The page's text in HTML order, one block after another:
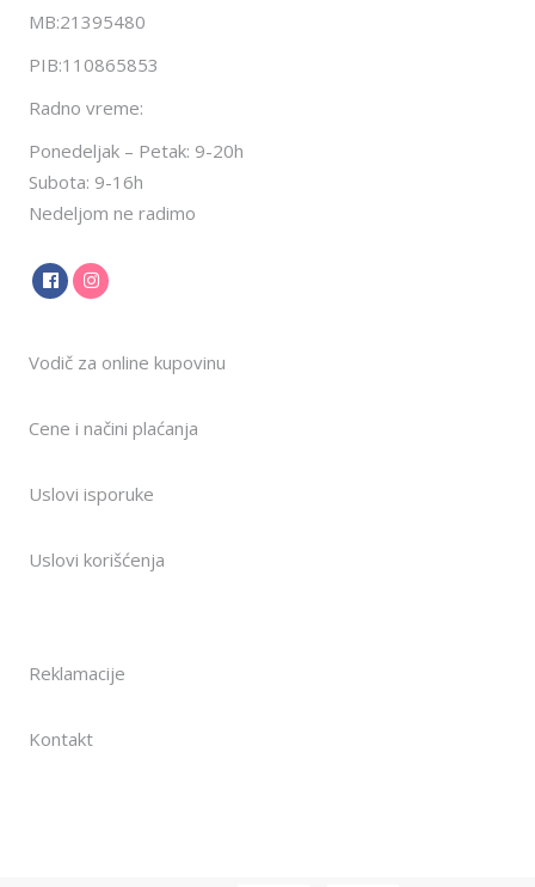
MB:21395480
PIB:110865853
Radno vreme:
Ponedeljak – Petak: 9-20h
Subota: 9-16h
Nedeljom ne radimo
Vodič za online kupovinu
Cene i načini plaćanja
Uslovi isporuke
Uslovi korišćenja
Reklamacije
Kontakt